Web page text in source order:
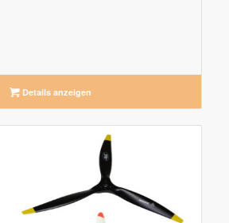
Details anzeigen